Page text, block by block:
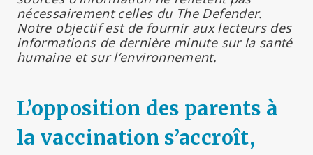
nécessairement celles du The Defender.
Notre objectif est de fournir aux lecteurs des
informations de dernière minute sur la santé
humaine et sur l’environnement.
L’opposition des parents à
la vaccination s’accroît,